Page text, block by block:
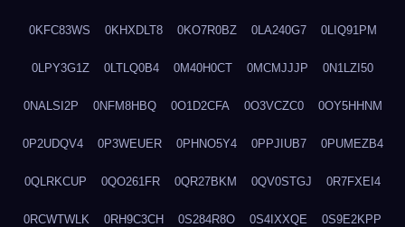
0KFC83WS 0KHXDLT8 0KO7R0BZ 0LA240G7 0LIQ91PM
0LPY3G1Z 0LTLQ0B4 0M40H0CT 0MCMJJJP 0N1LZI50
0NALSI2P 0NFM8HBQ 0O1D2CFA 0O3VCZC0 0OY5HHNM
0P2UDQV4 0P3WEUER 0PHNO5Y4 0PPJIUB7 0PUMEZB4
0QLRKCUP 0QO261FR 0QR27BKM 0QV0STGJ 0R7FXEI4
0RCWTWLK 0RH9C3CH 0S284R8O 0S4IXXQE 0S9E2KPP